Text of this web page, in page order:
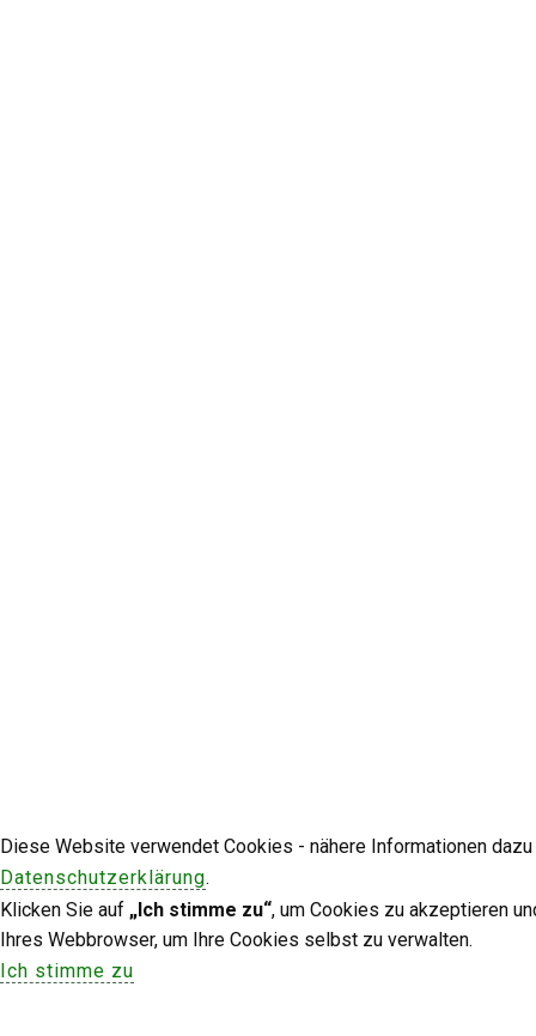
Diese Website verwendet Cookies - nähere Informationen
Datenschutzerklärung.
Klicken Sie auf „Ich stimme zu“, um Cookies zu akzeptieren
Ihres Webbrowser, um Ihre Cookies selbst zu verwalten.
Ich stimme zu